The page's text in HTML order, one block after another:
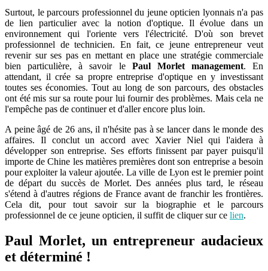
Surtout, le parcours professionnel du jeune opticien lyonnais n'a pas
de lien particulier avec la notion d'optique. Il évolue dans un
environnement qui l'oriente vers l'électricité. D'où son brevet
professionnel de technicien. En fait, ce jeune entrepreneur veut
revenir sur ses pas en mettant en place une stratégie commerciale
bien particulière, à savoir le Paul Morlet management. En
attendant, il crée sa propre entreprise d'optique en y investissant
toutes ses économies. Tout au long de son parcours, des obstacles
ont été mis sur sa route pour lui fournir des problèmes. Mais cela ne
l'empêche pas de continuer et d'aller encore plus loin.
A peine âgé de 26 ans, il n'hésite pas à se lancer dans le monde des
affaires. Il conclut un accord avec Xavier Niel qui l'aidera à
développer son entreprise. Ses efforts finissent par payer puisqu'il
importe de Chine les matières premières dont son entreprise a besoin
pour exploiter la valeur ajoutée. La ville de Lyon est le premier point
de départ du succès de Morlet. Des années plus tard, le réseau
s'étend à d'autres régions de France avant de franchir les frontières.
Cela dit, pour tout savoir sur la biographie et le parcours
professionnel de ce jeune opticien, il suffit de cliquer sur ce lien.
Paul Morlet, un entrepreneur audacieux
et déterminé !